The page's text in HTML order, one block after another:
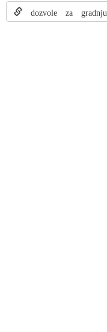
dozvole za gradnju